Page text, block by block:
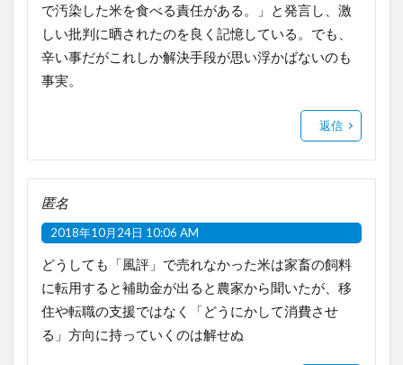
で汚染した米を食べる責任がある。」と発言し、激
しい批判に晒されたのを良く記憶している。でも、
辛い事だがこれしか解決手段が思い浮かばないのも
事実。
返信
匿名
2018年10月24日 10:06 AM
どうしても「風評」で売れなかった米は家畜の飼料
に転用すると補助金が出ると農家から聞いたが、移
住や転職の支援ではなく「どうにかして消費させ
る」方向に持っていくのは解せぬ